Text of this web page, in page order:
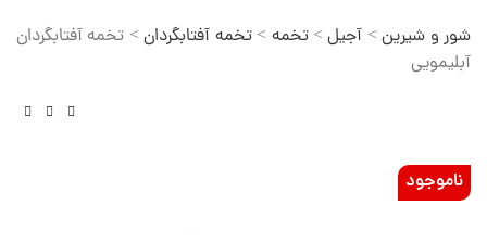
شور و شیرین> آجیل>تخمه >تخمه آفتابگردان> تخمه آفتابگردان
آبلیمویی
ناموجود